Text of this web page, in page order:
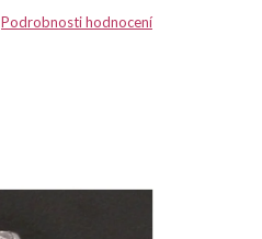
Podrobnosti hodnocení